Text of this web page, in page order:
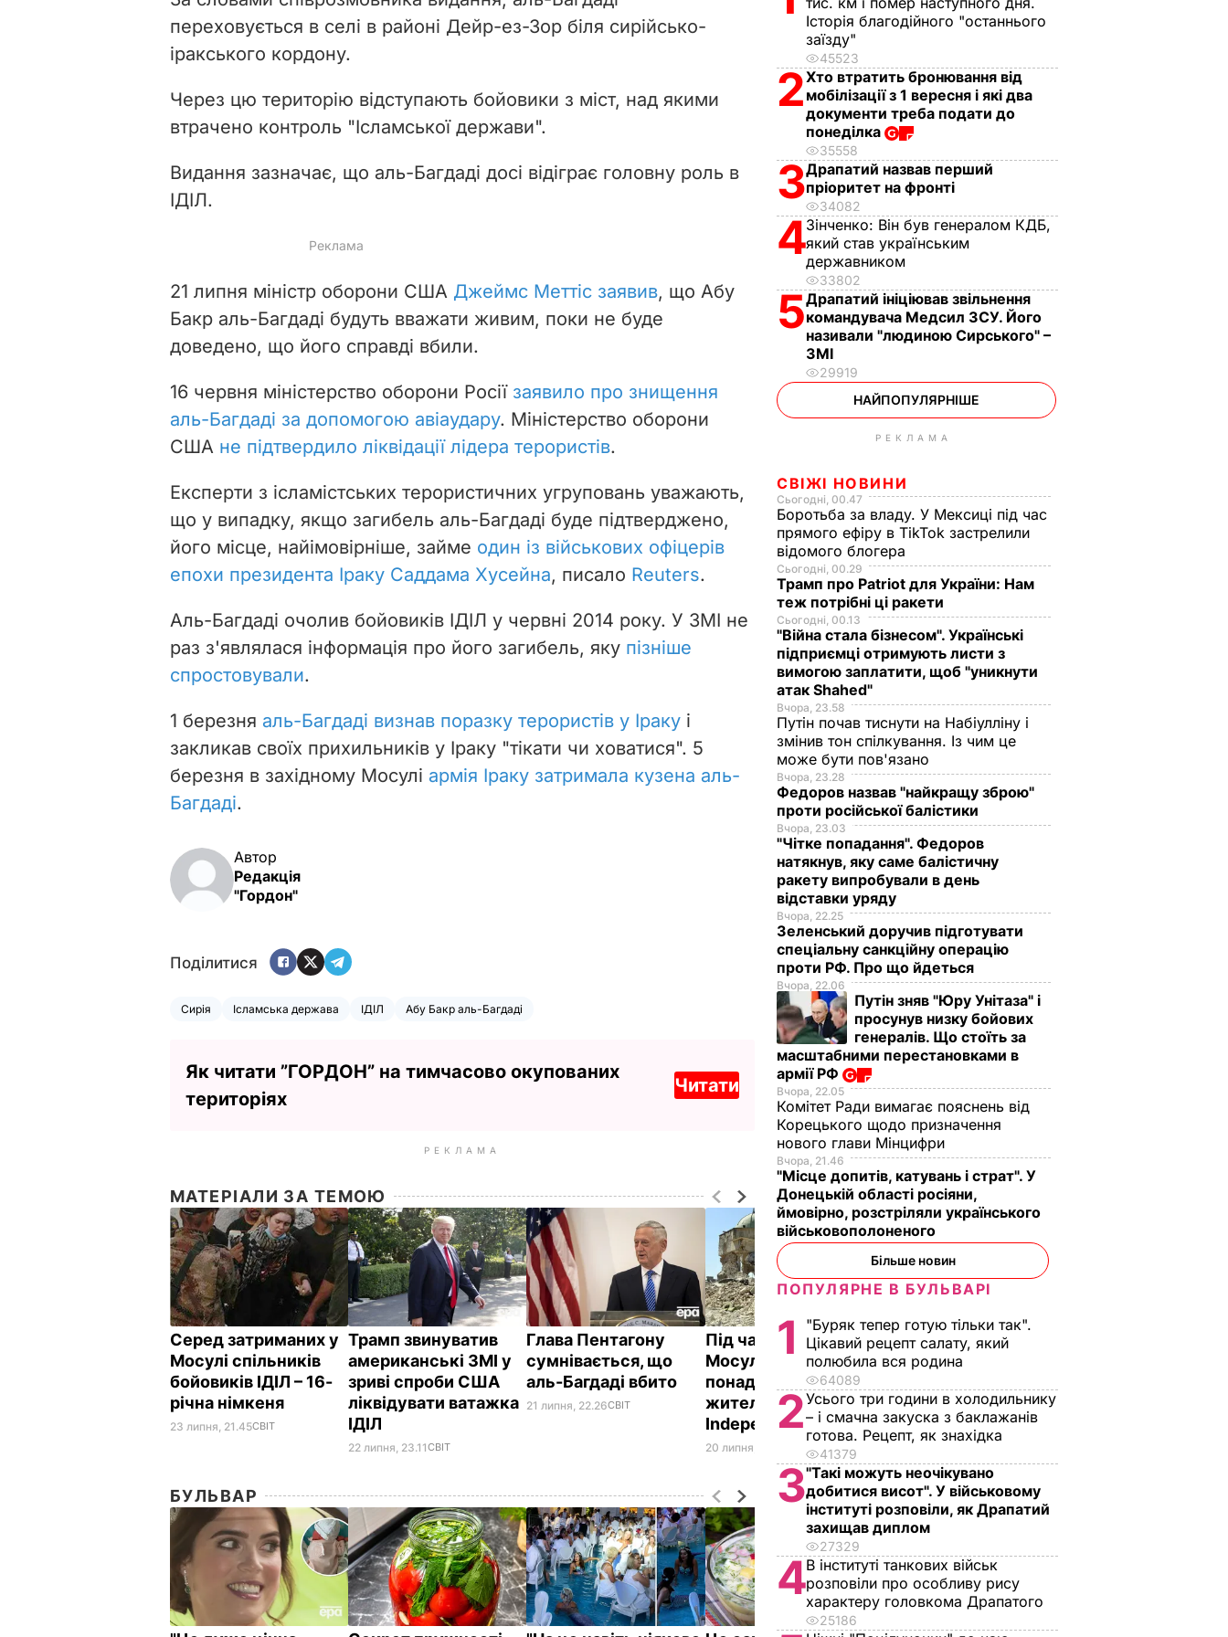
i
e
o
переховується в селі в районі Дейр-ез-Зор біля сирійсько-
іракського кордону.
Через цю територію відступають бойовики з міст, над якими
втрачено контроль "Ісламської держави".
Видання зазначає, що аль-Багдаді досі відіграє головну роль в
ІДІЛ.
21 липня міністр оборони США Джеймс Меттіс заявив, що Абу
Бакр аль-Багдаді будуть вважати живим, поки не буде
доведено, що його справді вбили.
16 червня міністерство оборони Росії заявило про знищення
аль-Багдаді за допомогою авіаудару. Міністерство оборони
США не підтвердило ліквідації лідера терористів.
Експерти з ісламістських терористичних угруповань уважають,
що у випадку, якщо загибель аль-Багдаді буде підтверджено,
його місце, найімовірніше, займе один із військових офіцерів
епохи президента Іраку Саддама Хусейна, писало Reuters.
Аль-Багдаді очолив бойовиків ІДІЛ у червні 2014 року. У ЗМІ не
раз з'являлася інформація про його загибель, яку пізніше
спростовували.
1 березня аль-Багдаді визнав поразку терористів у Іраку і
закликав своїх прихильників у Іраку "тікати чи ховатися". 5
березня в західному Мосулі армія Іраку затримала кузена аль-
Багдаді.
Автор
Редакція
"Гордон"
Поділитися
Сирія Ісламська держава ІДІЛ Абу Бакр аль-Багдаді
Як читати ”ГОРДОН” на тимчасово окупованих
територіях
Читати
РЕКЛАМА
МАТЕРІАЛИ ЗА ТЕМОЮ
Серед затриманих у
Мосулі спільників
бойовиків ІДІЛ – 16-
річна німкеня
23 липня, 21.45СВІТ
Трамп звинуватив
американські ЗМІ у
зриві спроби США
ліквідувати ватажка
ІДІЛ
22 липня, 23.11СВІТ
Глава Пентагону
сумнівається, що
аль-Багдаді вбито
21 липня, 22.26СВІТ
Під час визволення
Мосула загинуло
понад 40 тис. мирних
жителів – The
Independent
20 липня, 12.30
Трамп на догоду
Росії скасував
сирійської опозиції –
The Washington Post
20 липня, 00.48 СВІТ
БУЛЬВАР
Історія благодійного "останнього
заїзду"
45523
2Хто втратить бронювання від
мобілізації з 1 вересня і які два
документи треба подати до
понеділка
35558
3Драпатий назвав перший
пріоритет на фронті
34082
4Зінченко: Він був генералом КДБ,
який став українським
державником
33802
5Драпатий ініціював звільнення
командувача Медсил ЗСУ. Його
називали "людиною Сирського" –
ЗМІ
29919
НАЙПОПУЛЯРНІШЕ
РЕКЛАМА
СВІЖІ НОВИНИ
Сьогодні, 00.47
Боротьба за владу. У Мексиці під час
прямого ефіру в TikTok застрелили
відомого блогера
Сьогодні, 00.29
Трамп про Patriot для України: Нам
теж потрібні ці ракети
Сьогодні, 00.13
"Війна стала бізнесом". Українські
підприємці отримують листи з
вимогою заплатити, щоб "уникнути
атак Shahed"
Вчора, 23.58
Путін почав тиснути на Набіулліну і
змінив тон спілкування. Із чим це
може бути пов'язано
Вчора, 23.28
Федоров назвав "найкращу зброю"
проти російської балістики
Вчора, 23.03
"Чітке попадання". Федоров
натякнув, яку саме балістичну
ракету випробували в день
відставки уряду
Вчора, 22.25
Зеленський доручив підготувати
спеціальну санкційну операцію
проти РФ. Про що йдеться
Вчора, 22.06
Путін зняв "Юру Унітаза" і
просунув низку бойових
генералів. Що стоїть за
масштабними перестановками в
армії РФ
Вчора, 22.05
Комітет Ради вимагає пояснень від
Корецького щодо призначення
нового глави Мінцифри
Вчора, 21.46
"Місце допитів, катувань і страт". У
Донецькій області росіяни,
ймовірно, розстріляли українського
військовополоненого
Більше новин
ПОПУЛЯРНЕ В БУЛЬВАРІ
1
"Буряк тепер готую тільки так".
Цікавий рецепт салату, який
полюбила вся родина
64089
2Усього три години в холодильнику
– і смачна закуска з баклажанів
готова. Рецепт, як знахідка
41379
3"Такі можуть неочікувано
добитися висот". У військовому
інституті розповіли, як Драпатий
захищав диплом
27329
4В інституті танкових військ
розповіли про особливу рису
характеру головкома Драпатого
25186